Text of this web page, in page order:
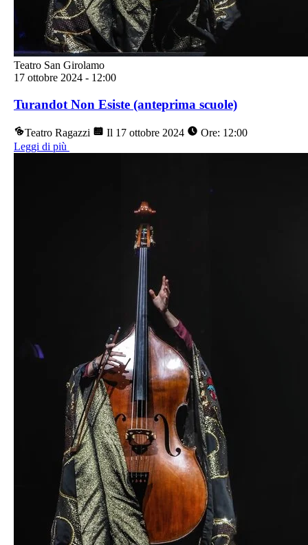
Teatro San Girolamo
17 ottobre 2024 - 12:00
Turandot Non Esiste (anteprima scuole)
Teatro Ragazzi Il 17 ottobre 2024
Ore: 12:00
Leggi di più